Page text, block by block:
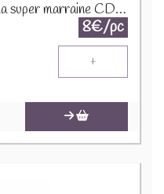
Mug a paillettes Le mug de la super marraine CD6943B
8€/pc
+